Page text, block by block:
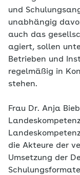
und
unabhängig
auch das
agiert, sollen
Betrieben und
regelmäßig in
stehen.
Frau Dr. Anja
die Akteure der
Umsetzung der